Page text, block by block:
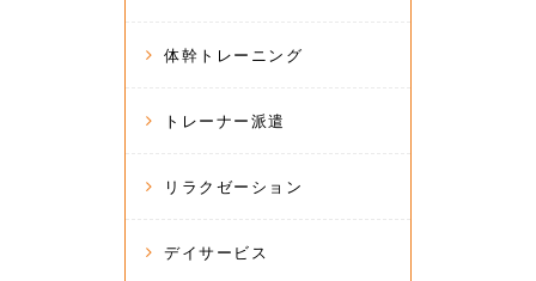
体幹トレーニング
トレーナー派遣
リラクゼーション
デイサービス